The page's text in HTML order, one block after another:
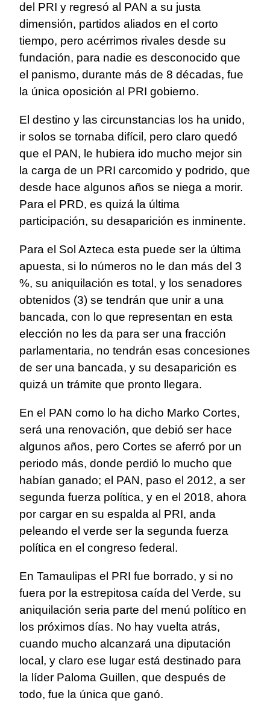
del PRI y regresó al PAN a su justa
dimensión, partidos aliados en el corto
tiempo, pero acérrimos rivales desde su
fundación, para nadie es desconocido que
el panismo, durante más de 8 décadas, fue
la única oposición al PRI gobierno.
El destino y las circunstancias los ha unido,
ir solos se tornaba difícil, pero claro quedó
que el PAN, le hubiera ido mucho mejor sin
la carga de un PRI carcomido y podrido, que
desde hace algunos años se niega a morir.
Para el PRD, es quizá la última
participación, su desaparición es inminente.
Para el Sol Azteca esta puede ser la última
apuesta, si lo números no le dan más del 3
%, su aniquilación es total, y los senadores
obtenidos (3) se tendrán que unir a una
bancada, con lo que representan en esta
elección no les da para ser una fracción
parlamentaria, no tendrán esas concesiones
de ser una bancada, y su desaparición es
quizá un trámite que pronto llegara.
En el PAN como lo ha dicho Marko Cortes,
será una renovación, que debió ser hace
algunos años, pero Cortes se aferró por un
periodo más, donde perdió lo mucho que
habían ganado; el PAN, paso el 2012, a ser
segunda fuerza política, y en el 2018, ahora
por cargar en su espalda al PRI, anda
peleando el verde ser la segunda fuerza
política en el congreso federal.
En Tamaulipas el PRI fue borrado, y si no
fuera por la estrepitosa caída del Verde, su
aniquilación seria parte del menú político en
los próximos días. No hay vuelta atrás,
cuando mucho alcanzará una diputación
local, y claro ese lugar está destinado para
la líder Paloma Guillen, que después de
todo, fue la única que ganó.